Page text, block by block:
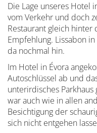
Die Lage unseres Hotel
vom Verkehr und doch
Restaurant gleich hinter
Empfehlung. Lissabon
da nochmal hin.
Im Hotel in Évora
Autoschlüssel ab und
unterirdisches
war auch wie in allen
Besichtigung der
sich nicht entgehen